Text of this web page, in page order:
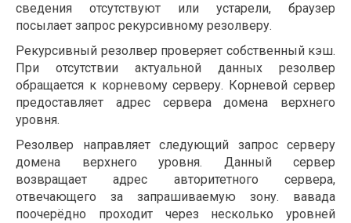
сведения отсутствуют или устарели, браузер
посылает запрос рекурсивному резолверу.
Рекурсивный резолвер проверяет собственный кэш.
При отсутствии актуальной данных резолвер
обращается к корневому серверу. Корневой сервер
предоставляет адрес сервера домена верхнего
уровня.
Резолвер направляет следующий запрос серверу
домена верхнего уровня. Данный сервер
возвращает адрес авторитетного сервера,
отвечающего за запрашиваемую зону. вавада
поочерёдно проходит через несколько уровней